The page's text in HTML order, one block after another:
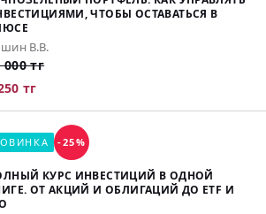
ЧТОБЫ ОСТАВАТЬСЯ В
В.В.
000 тг
тг
-25%
КУРС ИНВЕСТИЦИЙ В ОДНОЙ
ОТ АКЦИЙ И ОБЛИГАЦИЙ ДО ETF И